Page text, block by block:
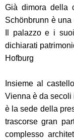
Già dimora della
Schönbrunn è
Il palazzo e i
dichiarati
Hofburg
Insieme al
Vienna è da secoli
è la sede della
trascorse gran
complesso